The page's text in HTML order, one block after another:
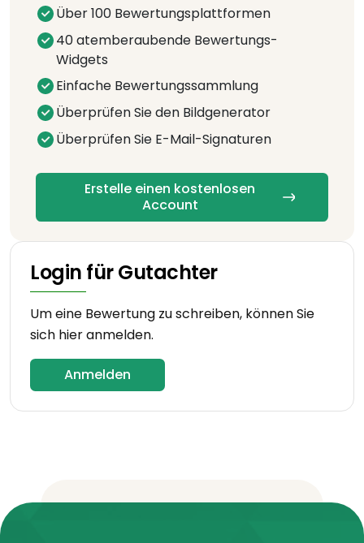
Über 100 Bewertungsplattformen
40 atemberaubende Bewertungs-
Widgets
Einfache Bewertungssammlung
Überprüfen Sie den Bildgenerator
Überprüfen Sie E-Mail-Signaturen
Erstelle einen kostenlosen
Account
Login für Gutachter
Um eine Bewertung zu schreiben, können Sie
sich hier anmelden.
Anmelden